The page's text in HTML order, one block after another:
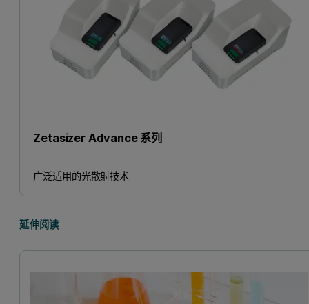
Zetasizer Advance 系列
广泛适用的光散射技术
延伸阅读